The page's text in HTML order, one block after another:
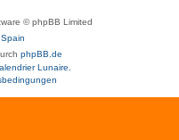
© phpBB Limited
phpBB.de
Lunaire.